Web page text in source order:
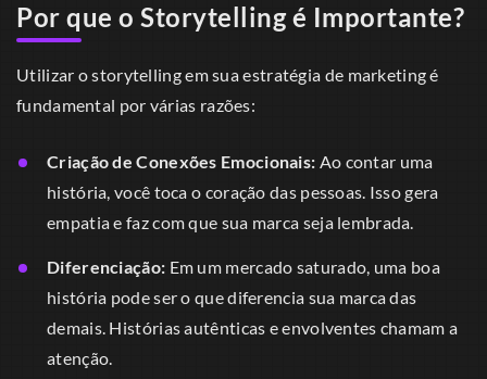
Por que o Storytelling é Importante?
Utilizar o storytelling em sua estratégia de marketing é
fundamental por várias razões:
Criação de Conexões Emocionais: Ao contar uma
história, você toca o coração das pessoas. Isso gera
empatia e faz com que sua marca seja lembrada.
Diferenciação: Em um mercado saturado, uma boa
história pode ser o que diferencia sua marca das
demais. Histórias autênticas e envolventes chamam a
atenção.